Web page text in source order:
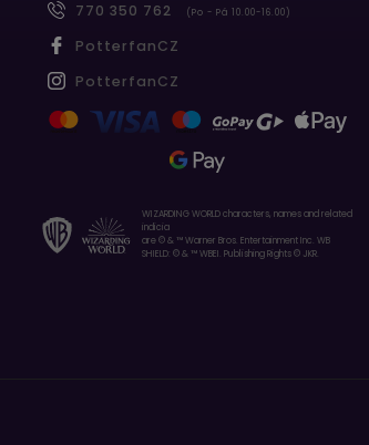
770 350 762
(Po - Pá 10.00-16.00)
PotterfanCZ
PotterfanCZ
WIZARDING WORLD characters, names and related
indicia
are © & ™ Warner Bros. Entertainment Inc. WB
SHIELD: © & ™ WBEI. Publishing Rights © JKR.